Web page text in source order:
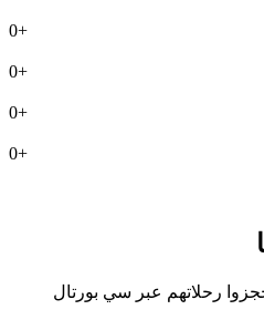
0+
0+
0+
0+
رحلاتهم عبر سي بورتال